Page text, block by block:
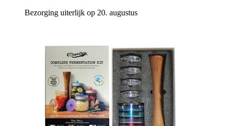
Bezorging uiterlijk op 20. augustus